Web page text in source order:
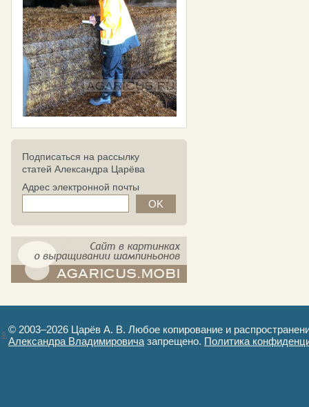
Подписаться на рассылку
статей Александра Царёва
Адрес электронной почты
© 2003–2026 Царёв А. В. Любое копирование и
Александра Владимировича запрещено. Политика
Авторизация